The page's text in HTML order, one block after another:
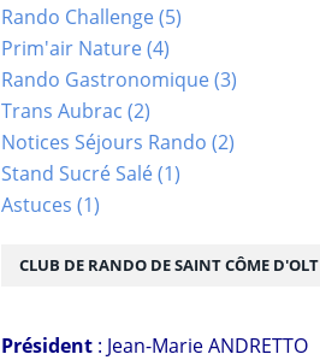
Rando Challenge(5)
Prim'air Nature(4)
Rando Gastronomique(3)
Trans Aubrac (2)
Notices Séjours Rando (2)
Stand Sucré Salé(1)
Astuces (1)
CLUB DE RANDO DE SAINT CÔME D'OLT
Président : Jean-Marie ANDRETTO